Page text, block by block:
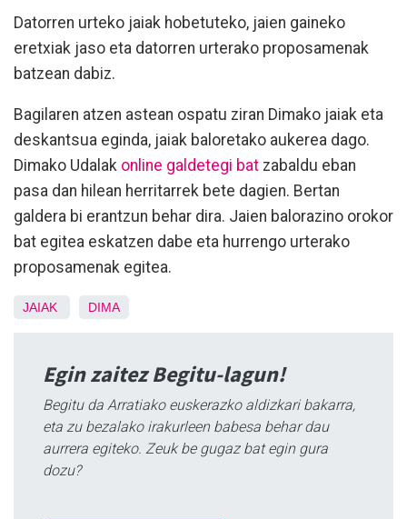
Datorren urteko jaiak hobetuteko, jaien gaineko
eretxiak jaso eta datorren urterako proposamenak
batzean dabiz.
Bagilaren atzen astean ospatu ziran Dimako jaiak eta
deskantsua eginda, jaiak baloretako aukerea dago.
Dimako Udalak online galdetegi bat zabaldu eban
pasa dan hilean herritarrek bete dagien. Bertan
galdera bi erantzun behar dira. Jaien balorazino orokor
bat egitea eskatzen dabe eta hurrengo urterako
proposamenak egitea.
JAIAK DIMA
Egin zaitez Begitu-lagun!
Begitu da Arratiako euskerazko aldizkari bakarra,
eta zu bezalako irakurleen babesa behar dau
aurrera egiteko. Zeuk be gugaz bat egin gura
dozu?